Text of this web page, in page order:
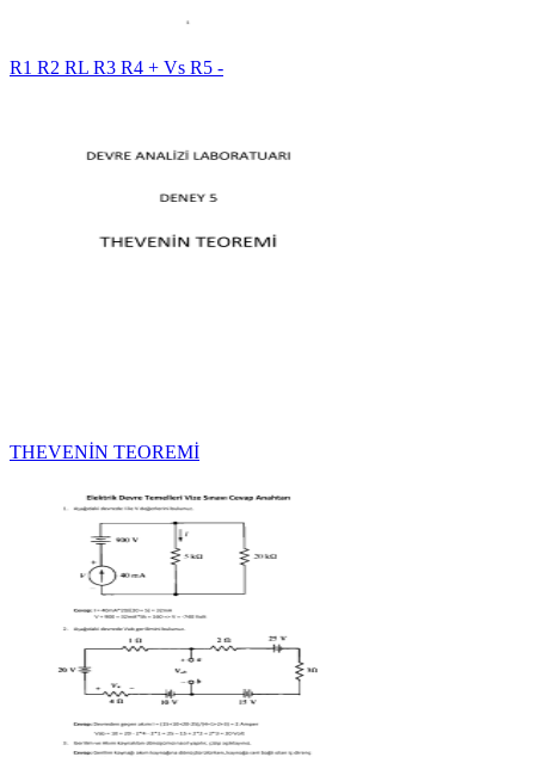
R1 R2 RL R3 R4 + Vs R5 -
THEVENİN TEOREMİ